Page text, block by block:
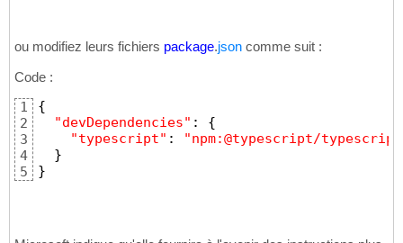
ou modifiez leurs fichiers package.json comme suit :
Code :
1
2
3
4
5
{
"devDependencies" :
{
"typescript" :
"npm:@typescript/
}
}